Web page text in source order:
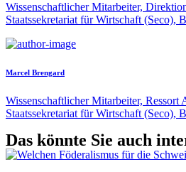
Wissenschaftlicher Mitarbeiter,
Staatssekretariat für Wirtschaft (Seco),
Marcel Brengard
Wissenschaftlicher Mitarbeiter, Ressort
Staatssekretariat für Wirtschaft (Seco),
Das könnte Sie auch